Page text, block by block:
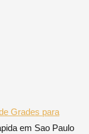
Grades para
em Sao Paulo